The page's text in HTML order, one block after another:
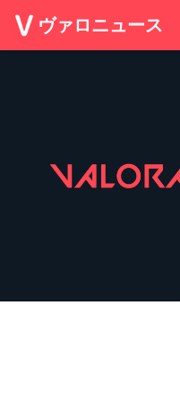
ヴァロニュース